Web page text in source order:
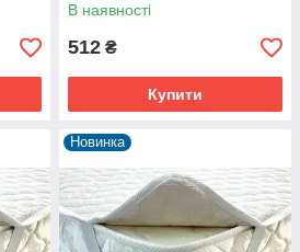
В наявності
512 ₴
Купити
Новинка